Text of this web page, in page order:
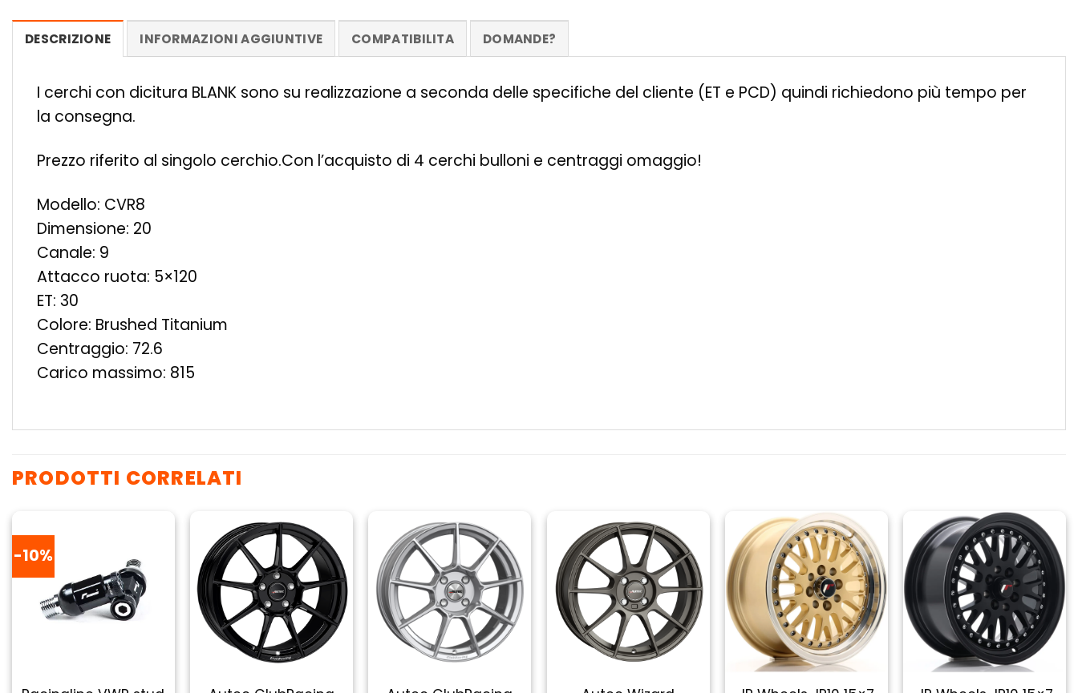
DESCRIZIONE INFORMAZIONI AGGIUNTIVE COMPATIBILITA DOMANDE?
I cerchi con dicitura BLANK sono su realizzazione a seconda delle specifiche del cliente (ET e PCD) quindi richiedono più tempo per
la consegna.
Prezzo riferito al singolo cerchio.Con l’acquisto di 4 cerchi bulloni e centraggi omaggio!
Modello: CVR8
Dimensione: 20
Canale: 9
Attacco ruota: 5×120
ET: 30
Colore: Brushed Titanium
Centraggio: 72.6
Carico massimo: 815
PRODOTTI CORRELATI
-10%